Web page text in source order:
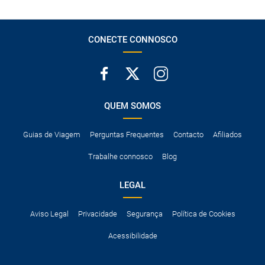
CONECTE CONNOSCO
QUEM SOMOS
Guias de Viagem Perguntas Frequentes Contacto Afiliados
Trabalhe connosco Blog
LEGAL
Aviso Legal Privacidade Segurança Política de Cookies
Acessibilidade